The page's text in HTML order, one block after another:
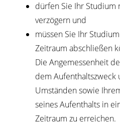
dürfen Sie Ihr Studium
verzögern und
müssen Sie Ihr
Zeitraum abschließen
Die Angemessenheit
dem
Umständen sowie
seines Aufenthalts in
Zeitraum zu erreichen.